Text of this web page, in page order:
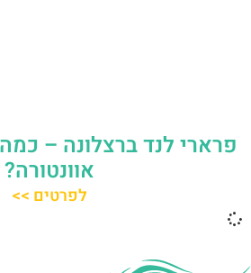
פרארי לנד ברצלונה –
אוונטורה?
לפרטים >>